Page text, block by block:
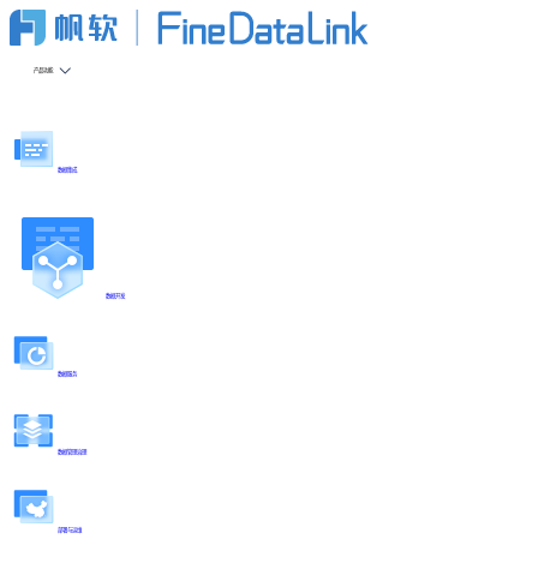
产品功能
数据集成
数据开发
数据服务
数据管理治理
部署与运维